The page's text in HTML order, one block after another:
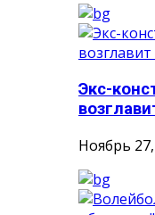
Экс-
Ноябрь